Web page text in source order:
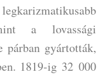
a lovassági
párban gyártották,
1819-ig 32 000